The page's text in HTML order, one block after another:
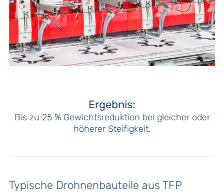
Ergebnis:
Bis zu 25 % Gewichtsreduktion bei gleicher oder
höherer Steifigkeit.
Typische Drohnenbauteile aus TFP